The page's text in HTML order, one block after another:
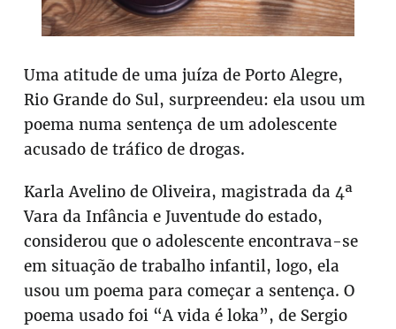
Uma atitude de uma juíza de Porto Alegre,
Rio Grande do Sul, surpreendeu: ela usou um
poema numa sentença de um adolescente
acusado de tráfico de drogas.
Karla Avelino de Oliveira, magistrada da 4ª
Vara da Infância e Juventude do estado,
considerou que o adolescente encontrava-se
em situação de trabalho infantil, logo, ela
usou um poema para começar a sentença. O
poema usado foi “A vida é loka”, de Sergio